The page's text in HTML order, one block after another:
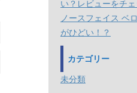
い？レビューをチェ
ノースフェイス ベ
がひどい！？
カテゴリー
未分類